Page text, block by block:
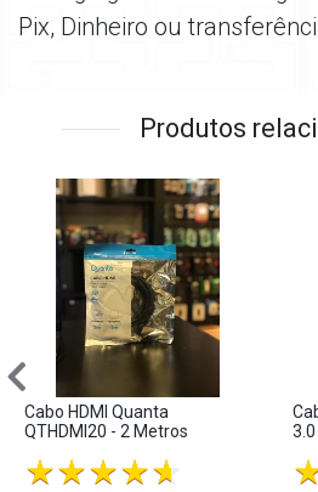
Pix, Dinheiro ou
Produtos
Cabo HDMI Quanta
QTHDMI20 - 2 Metros
3.0